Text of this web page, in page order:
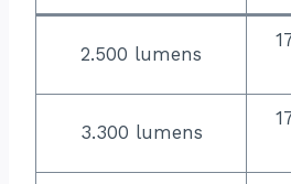
2.500 lumens
3.300 lumens